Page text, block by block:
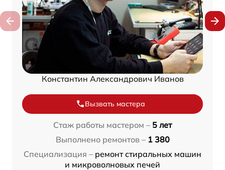
Константин Александрович Иванов
Вызвать мастера
Стаж работы мастером – 5 лет
Выполнено ремонтов – 1 380
Специализация – ремонт стиральных машин
и микроволновых печей